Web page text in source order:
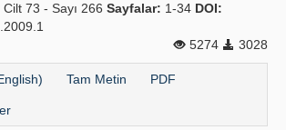
73 - Sayı 266 Sayfalar: 1-34 DOI:
5274
3028
Tam Metin PDF